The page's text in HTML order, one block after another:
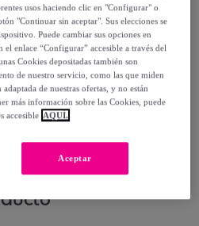
el11/08
usos haciendo clic en "Configurar" o
"Continuar sin aceptar". Sus elecciones se
Puede cambiar sus opciones en
enlace “Configurar” accesible a través del
Cookies depositadas también son
de nuestro servicio, como las que miden
de nuestras ofertas, y no están
más información sobre las Cookies, puede
accesible AQUÍ.
Aceptar